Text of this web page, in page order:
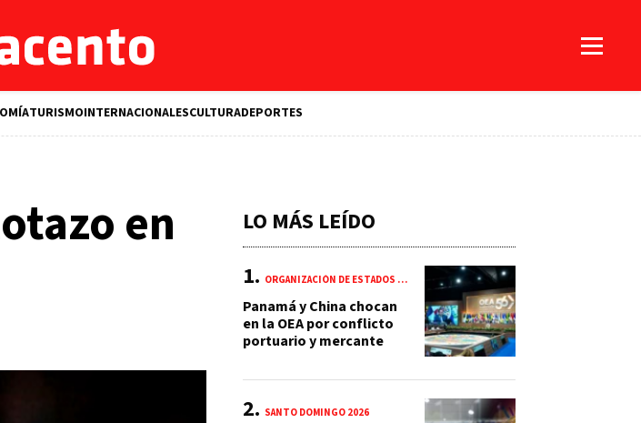
TURISMOINTERNACIONALESCULTURADEPORTES
en LO MÁS LEÍDO
ORGANIZACIÓN DE ESTADOS AMERICANOS (OEA)
Panamá y China chocan
en la OEA por conflicto
portuario y mercante
SANTO DOMINGO 2026